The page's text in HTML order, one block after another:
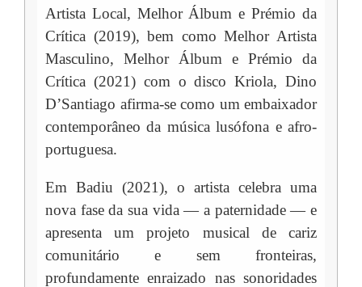
Artista Local, Melhor Álbum e Prémio da
Crítica (2019), bem como Melhor Artista
Masculino, Melhor Álbum e Prémio da
Crítica (2021) com o disco Kriola, Dino
D’Santiago afirma-se como um embaixador
contemporâneo da música lusófona e afro-
portuguesa.
Em Badiu (2021), o artista celebra uma
nova fase da sua vida — a paternidade — e
apresenta um projeto musical de cariz
comunitário e sem fronteiras,
profundamente enraizado nas sonoridades